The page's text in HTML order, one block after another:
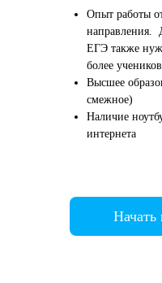
Начать
Опыт работы
направления.
ЕГЭ также
более учеников
Высшее
смежное)
Наличие
интернета
Начать